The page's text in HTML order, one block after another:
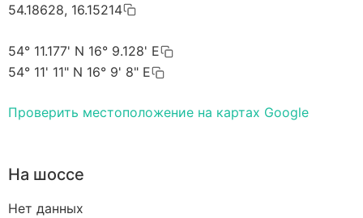
54.18628, 16.15214
54° 11.177' N 16° 9.128' E
54° 11' 11" N 16° 9' 8" E
Проверить местоположение на картах Google
На шоссе
Нет данных